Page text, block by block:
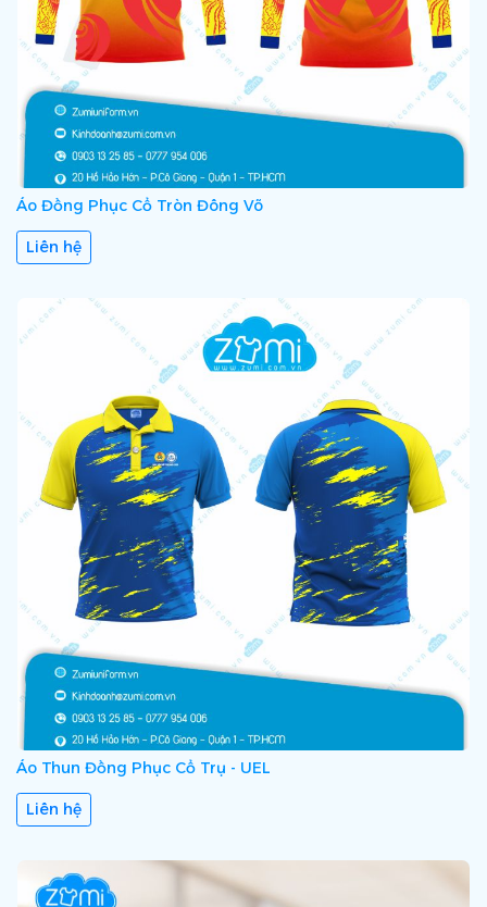
Áo Đồng Phục Cổ Tròn Đông Võ
Liên hệ
Áo Thun Đồng Phục Cổ Trụ - UEL
Liên hệ